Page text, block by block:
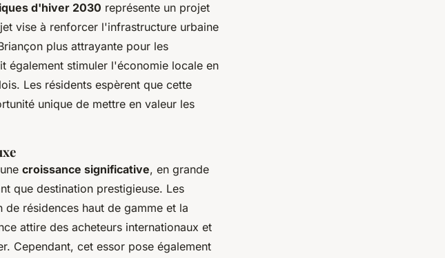
d'hiver 2030 représente un projet
vise à renforcer l'infrastructure urbaine
plus attrayante pour les
également stimuler l'économie locale en
Les résidents espèrent que cette
unique de mettre en valeur les
croissance significative, en grande
que destination prestigieuse. Les
résidences haut de gamme et la
attire des acheteurs internationaux et
Cependant, cet essor pose également